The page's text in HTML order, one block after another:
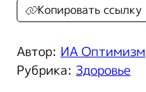
Автор: ИА Оптимизм
Рубрика: Здоровье
Копировать ссылку